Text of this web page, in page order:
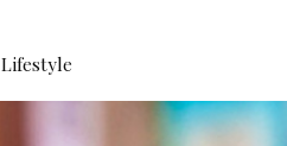
Lifestyle